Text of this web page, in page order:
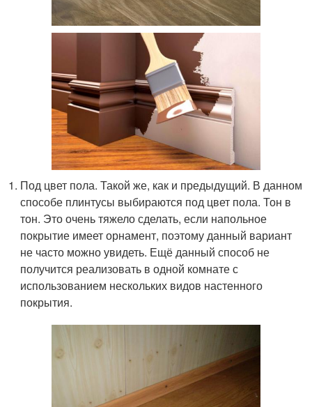
Под цвет пола. Такой же, как и предыдущий. В данном
способе плинтусы выбираются под цвет пола. Тон в
тон. Это очень тяжело сделать, если напольное
покрытие имеет орнамент, поэтому данный вариант
не часто можно увидеть. Ещё данный способ не
получится реализовать в одной комнате с
использованием нескольких видов настенного
покрытия.